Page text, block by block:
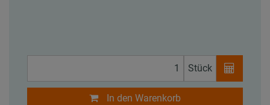
Stück
In den Warenkorb